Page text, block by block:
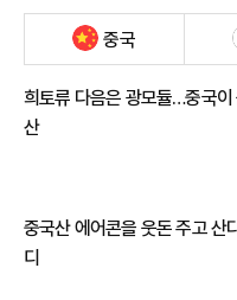
중국
희토류 다음은 광모듈…중국이
산
중국산 에어콘을 웃돈 주고 산
디